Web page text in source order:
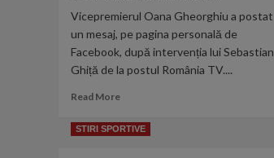
Vicepremierul Oana Gheorghiu a postat
un mesaj, pe pagina personală de
Facebook, după intervenția lui Sebastian
Ghiță de la postul România TV....
Read MoreRead
about
STIRI SPORTIVE